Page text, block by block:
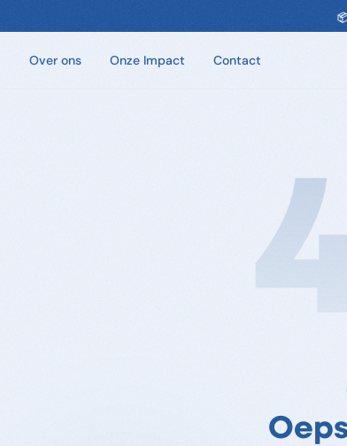
Spa Onderhoud
Filter, leidingen,
topconditie te
Accessoires
Filters & onderdelen
Over ons Onze Impact Contact